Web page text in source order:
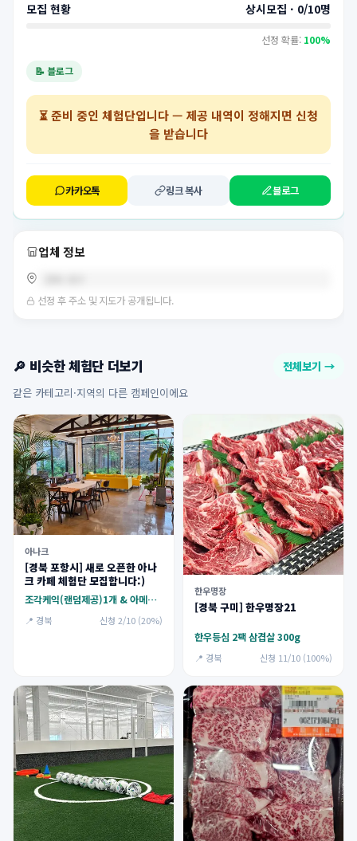
모집 현황 상시모집 · 0/10명
선정 확률: 100%
📝 블로그
⏳준비 중인 체험단입니다 — 제공 내역이 정해지면 신청
을 받습니다
카카오톡 링크 복사 블로그
업체 정보
선정 후 주소 및 지도가 공개됩니다.
🔎 비슷한 체험단 더보기 전체보기 →
같은 카테고리·지역의 다른 캠페인이에요
아나크
[경북 포항시] 새로 오픈한 아나
크 카페 체험단 모집합니다:)
조각케익(랜덤제공)1개 & 아메리카노 1잔
📍 경북 신청 2/10 (20%)
한우명장
[경북 구미] 한우명장21
한우등심 2팩 삼겹살 300g
📍 경북 신청 11/10 (100%)